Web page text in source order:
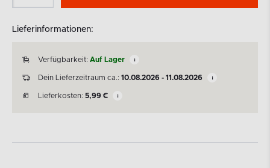
Lieferinformationen:
Verfügbarkeit: Auf Lager
Dein Lieferzeitraum ca.: 10.08.2026 - 11.08.2026
Lieferkosten: 5,99 €